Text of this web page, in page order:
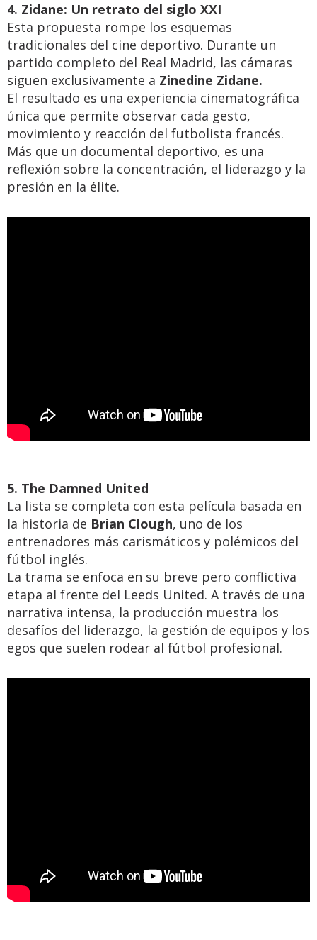
4. Zidane: Un retrato del siglo XXI
Esta propuesta rompe los esquemas
tradicionales del cine deportivo. Durante un
partido completo del Real Madrid, las cámaras
siguen exclusivamente a Zinedine Zidane.
El resultado es una experiencia cinematográfica
única que permite observar cada gesto,
movimiento y reacción del futbolista francés.
Más que un documental deportivo, es una
reflexión sobre la concentración, el liderazgo y la
presión en la élite.
5. The Damned United
La lista se completa con esta película basada en
la historia de Brian Clough, uno de los
entrenadores más carismáticos y polémicos del
fútbol inglés.
La trama se enfoca en su breve pero conflictiva
etapa al frente del Leeds United. A través de una
narrativa intensa, la producción muestra los
desafíos del liderazgo, la gestión de equipos y los
egos que suelen rodear al fútbol profesional.